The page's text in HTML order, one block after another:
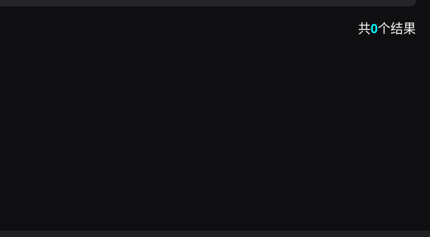
共0个结果